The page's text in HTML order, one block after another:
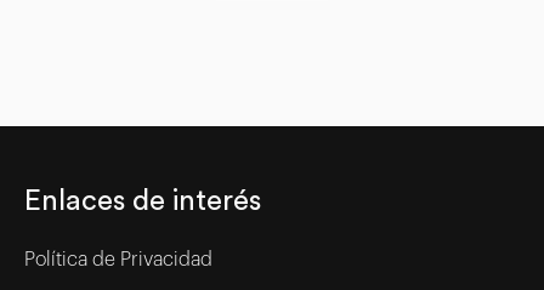
Enlaces de interés
Política de Privacidad